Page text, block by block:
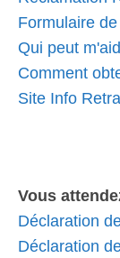
Formulaire
Qui peut
Comment
Site Info
Vous
Déclaration
Déclaration